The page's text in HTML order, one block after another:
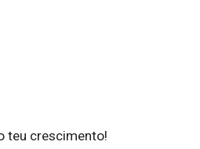
teu crescimento!